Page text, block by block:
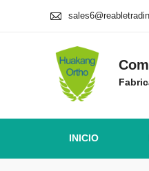

INICIO